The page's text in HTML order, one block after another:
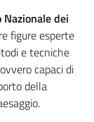
Nazionale dei
figure esperte
e tecniche
capaci di
della